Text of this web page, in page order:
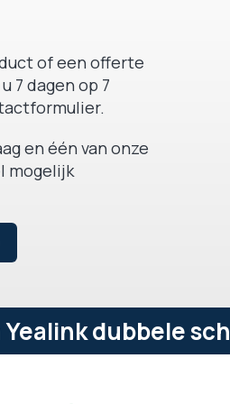
of een offerte
7 dagen op 7
en één van onze
mogelijk
dubbele